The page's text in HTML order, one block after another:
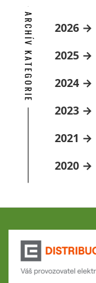
ARCHÍV KATEGORIE 2026
2025
2024
2023
2021
2020